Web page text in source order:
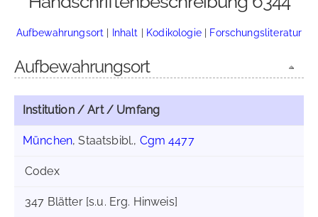
Aufbewahrungsort | Inhalt | Kodikologie| Forschungsliteratur
Aufbewahrungsort
Institution / Art / Umfang
München, Staatsbibl., Cgm 4477
Codex
347 Blätter [s.u. Erg. Hinweis]